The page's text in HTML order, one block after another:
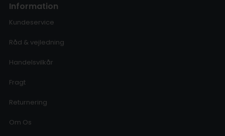
Information
Kundeservice
Råd & vejledning
Handelsvilkår
Fragt
Returnering
Om Os